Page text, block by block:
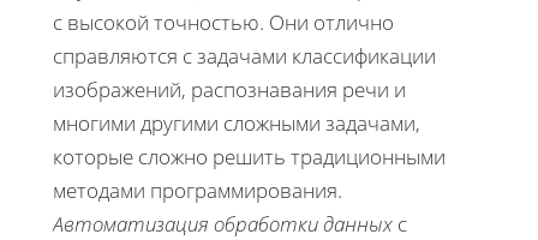
с высокой точностью. Они отлично
справляются с задачами классификации
изображений, распознавания речи и
многими другими сложными задачами,
которые сложно решить традиционными
методами программирования.
Автоматизация обработки данных с